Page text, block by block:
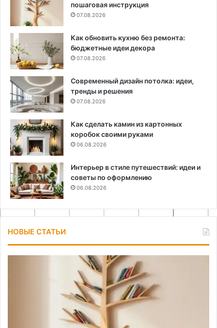
пошаговая инструкция
07.08.2026
Как обновить кухню без ремонта:
бюджетные идеи декора
07.08.2026
Современный дизайн потолка: идеи,
тренды и решения
07.08.2026
Как сделать камин из картонных
коробок своими руками
06.08.2026
Интерьер в стиле путешествий: идеи и
советы по оформлению
06.08.2026
НОВЫЕ СТАТЬИ